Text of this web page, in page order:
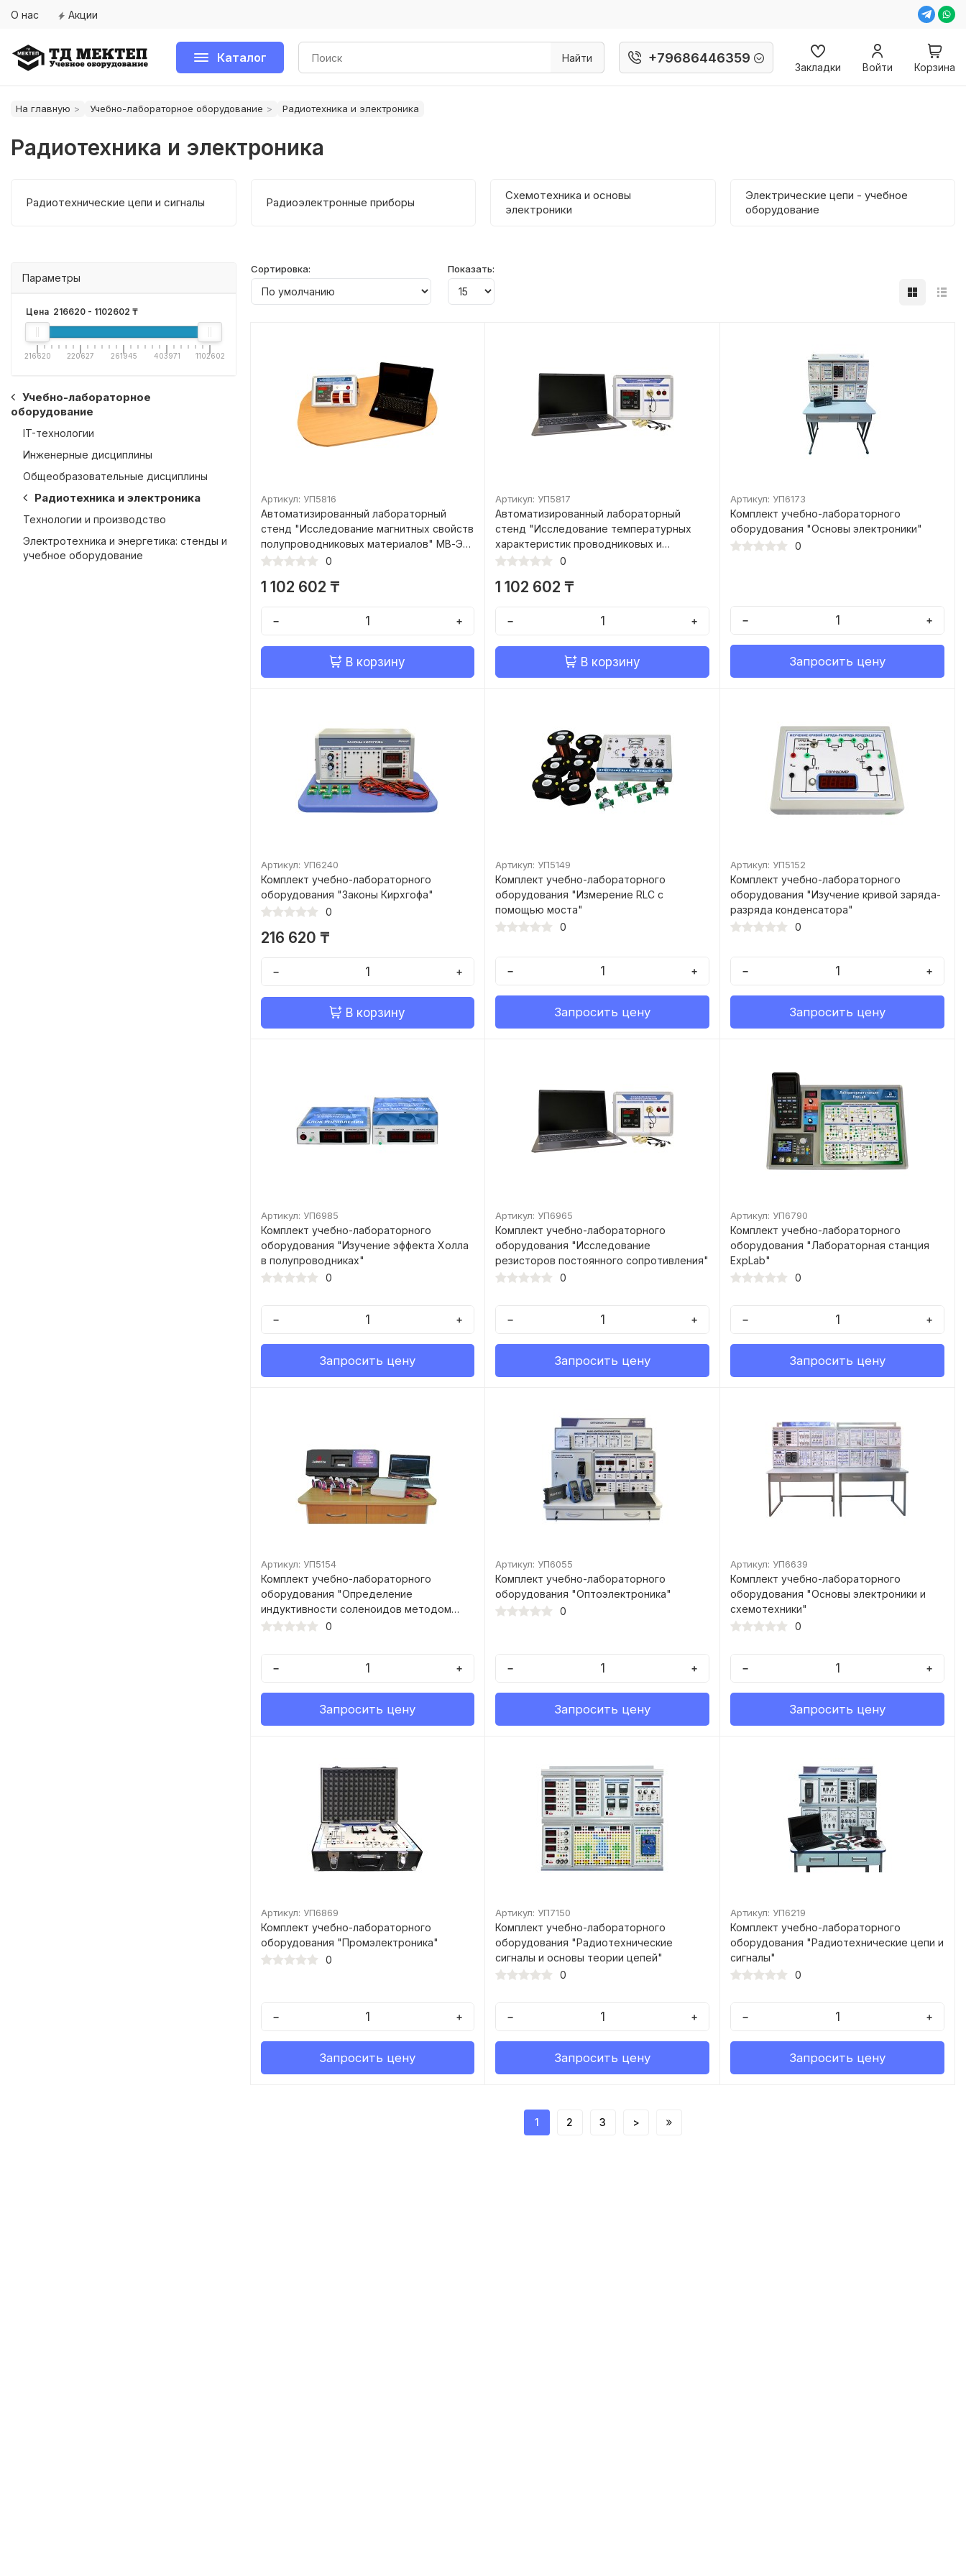
О нас Акции
Каталог Найти +79686446359
Закладки Войти Корзина
На главную Учебно-лабораторное оборудование Радиотехника и электроника
Радиотехника и электроника
Радиотехнические цепи и сигналы Радиоэлектронные приборы
Схемотехника и основы
электроники
Электрические цепи - учебное
оборудование
Параметры
Цена 216620 - 1102602 ₸
216620 220627 261945 403971 1102602
Учебно-лабораторное
оборудование
IT-технологии
Инженерные дисциплины
Общеобразовательные дисциплины
Радиотехника и электроника
Технологии и производство
Электротехника и энергетика: стенды и
учебное оборудование
Сортировка: Показать:
Артикул: УП5816
Автоматизированный лабораторный
стенд "Исследование магнитных свойств
полупроводниковых материалов" МВ-ЭХ
с ПЭВМ
0
1 102 602 ₸
− +
В корзину
Артикул: УП5817
Автоматизированный лабораторный
стенд "Исследование температурных
характеристик проводниковых и
полупроводниковых материалов" МВ-ПМ
0
1 102 602 ₸
− +
В корзину
Артикул: УП6173
Комплект учебно-лабораторного
оборудования "Основы электроники"
0
− +
Запросить цену
Артикул: УП6240
Комплект учебно-лабораторного
оборудования "Законы Кирхгофа"
0
216 620 ₸
− +
В корзину
Артикул: УП5149
Комплект учебно-лабораторного
оборудования "Измерение RLC с
помощью моста"
0
− +
Запросить цену
Артикул: УП5152
Комплект учебно-лабораторного
оборудования "Изучение кривой заряда-
разряда конденсатора"
0
− +
Запросить цену
Артикул: УП6985
Комплект учебно-лабораторного
оборудования "Изучение эффекта Холла
в полупроводниках"
0
− +
Запросить цену
Артикул: УП6965
Комплект учебно-лабораторного
оборудования "Исследование
резисторов постоянного сопротивления"
0
− +
Запросить цену
Артикул: УП6790
Комплект учебно-лабораторного
оборудования "Лабораторная станция
ExpLab"
0
− +
Запросить цену
Артикул: УП5154
Комплект учебно-лабораторного
оборудования "Определение
индуктивности соленоидов методом
свободных колебаний с применением
0
− +
Запросить цену
Артикул: УП6055
Комплект учебно-лабораторного
оборудования "Оптоэлектроника"
0
− +
Запросить цену
Артикул: УП6639
Комплект учебно-лабораторного
оборудования "Основы электроники и
схемотехники"
0
− +
Запросить цену
Артикул: УП6869
Комплект учебно-лабораторного
оборудования "Промэлектроника"
0
− +
Запросить цену
Артикул: УП7150
Комплект учебно-лабораторного
оборудования "Радиотехнические
сигналы и основы теории цепей"
0
− +
Запросить цену
Артикул: УП6219
Комплект учебно-лабораторного
оборудования "Радиотехнические цепи и
сигналы"
0
− +
Запросить цену
1 2 3 >